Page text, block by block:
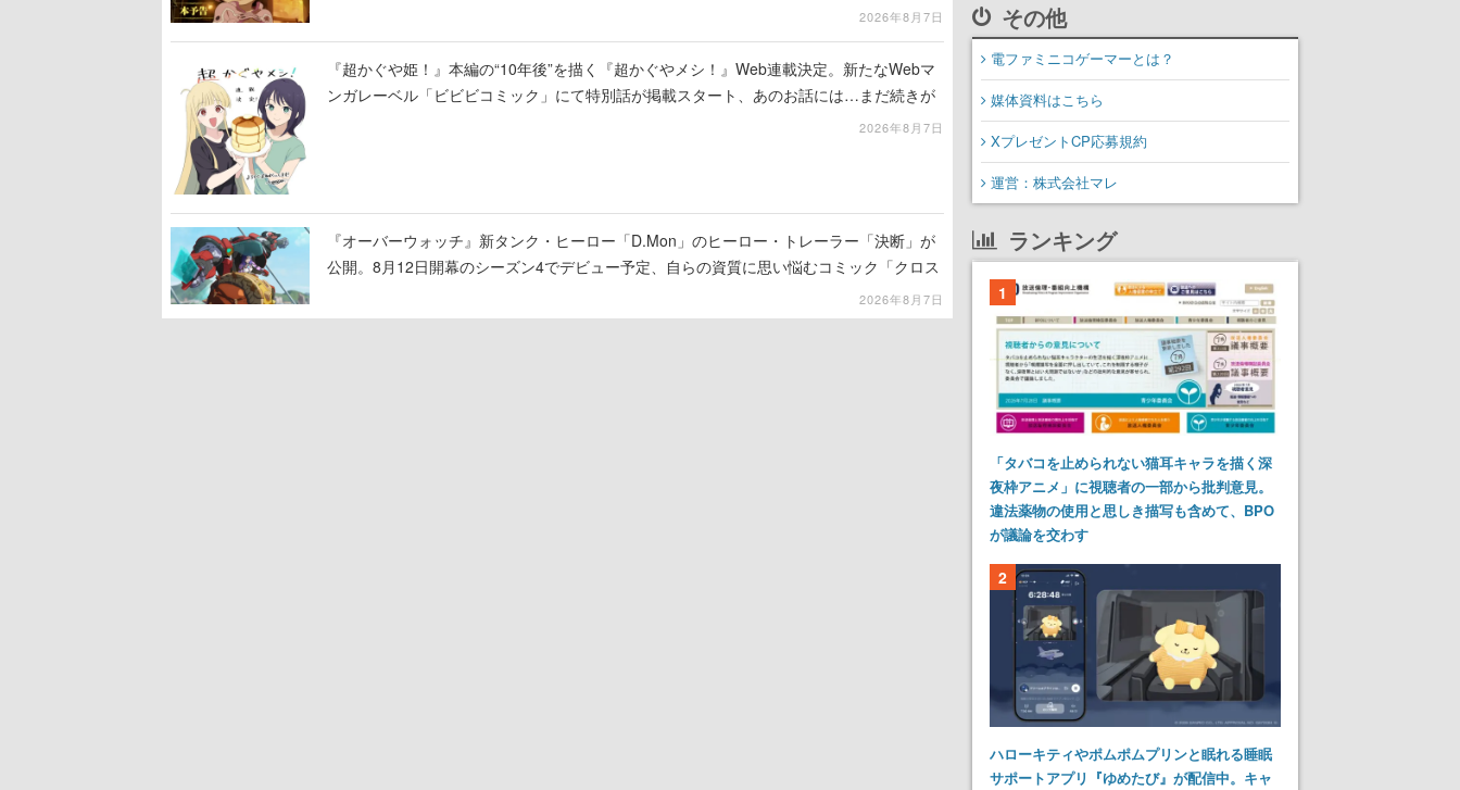
2026年8月7日
『超かぐや姫！』本編の“10年後”を描く『超かぐやメシ！』Web連載決定。新たなWebマ
ンガレーベル「ビビビコミック」にて特別話が掲載スタート、あのお話には…まだ続きが
2026年8月7日
『オーバーウォッチ』新タンク・ヒーロー「D.Mon」のヒーロー・トレーラー「決断」が
公開。8月12日開幕のシーズン4でデビュー予定、自らの資質に思い悩むコミック「クロス
2026年8月7日
その他
電ファミニコゲーマーとは？
媒体資料はこちら
XプレゼントCP応募規約
運営：株式会社マレ
ランキング
1
「タバコを止められない猫耳キャラを描く深
夜枠アニメ」に視聴者の一部から批判意見。
違法薬物の使用と思しき描写も含めて、BPO
が議論を交わす
2
ハローキティやポムポムプリンと眠れる睡眠
サポートアプリ『ゆめたび』が配信中。キャ